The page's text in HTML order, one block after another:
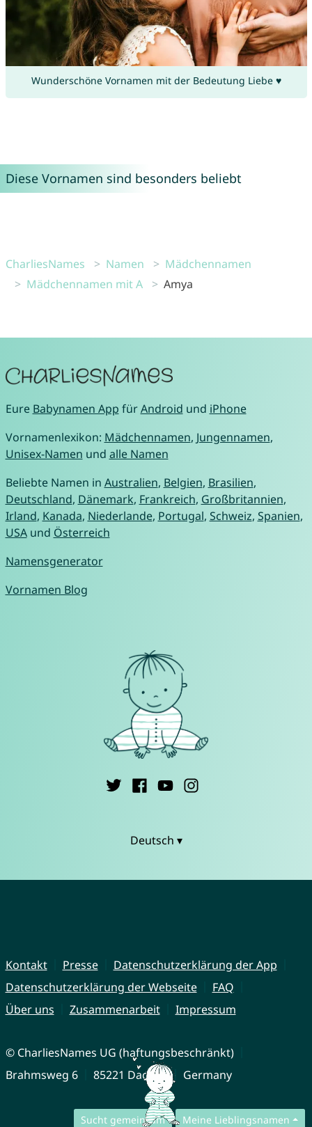
Wunderschöne Vornamen mit der Bedeutung Liebe ♥
Diese Vornamen sind besonders beliebt
CharliesNames Namen
Mädchennamen
Mädchennamen mit A
Amya
Sucht gemeinsam Meine Lieblingsnamen
Eure Babynamen App fürAndroid und iPhone
Vornamenlexikon: Mädchennamen, Jungennamen,
Unisex-Namen und alle Namen
Beliebte Namen in Australien, Belgien, Brasilien,
Deutschland, Dänemark, Frankreich, Großbritannien,
Irland, Kanada, Niederlande, Portugal, Schweiz, Spanien,
USAund Österreich
Namensgenerator
Vornamen Blog
Deutsch ▾
Kontakt Presse
Datenschutzerklärung der App
Datenschutzerklärung der Webseite
FAQ
Über uns
Zusammenarbeit Impressum
© CharliesNames UG (haftungsbeschränkt)
Brahmsweg 6
85221 Dachau Germany